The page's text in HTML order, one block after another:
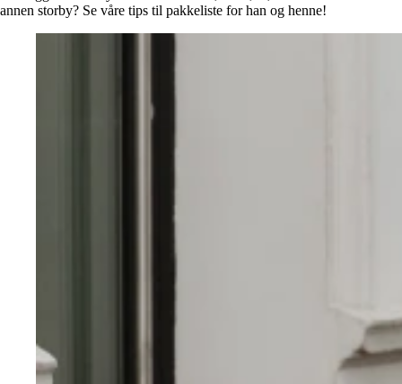
Klær
Reise
Alle artikler
Reise
annen storby? Se våre tips til pakkeliste for han og henne!